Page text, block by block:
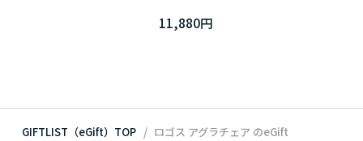
11,880円
GIFTLIST（eGift）TOP ロゴス アグラチェア のeGift